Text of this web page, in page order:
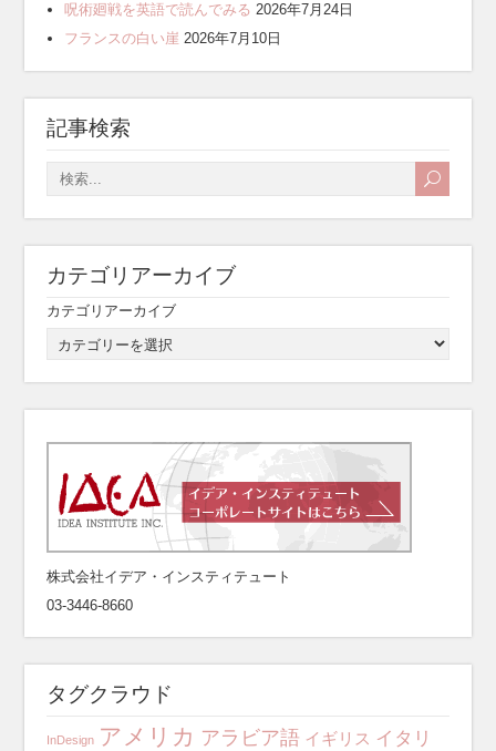
呪術廻戦を英語で読んでみる 2026年7月24日
フランスの白い崖 2026年7月10日
記事検索
カテゴリアーカイブ
カテゴリアーカイブ
株式会社イデア・インスティテュート
03-3446-8660
タグクラウド
InDesign アメリカ アラビア語 イギリス イタリ